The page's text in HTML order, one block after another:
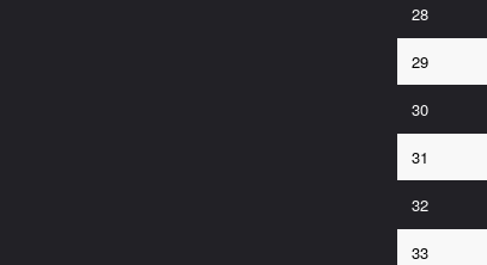
28
29
30
31
32
33